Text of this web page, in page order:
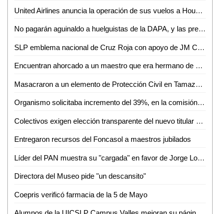
United Airlines anuncia la operación de sus vuelos a Houston con aviones operados con mejor tecnología y de mayores dimensiones
No pagarán aguinaldo a huelguistas de la DAPA, y las prestaciones se entregarán directamente a trabajadores
SLP emblema nacional de Cruz Roja con apoyo de JM Carreras: Suinaga Cárdenas
Encuentran ahorcado a un maestro que era hermano de un funcionario Federal
Masacraron a un elemento de Protección Civil en Tamazunchale
Organismo solicitaba incremento del 39%, en la comisión aprobamos solo el 14%: Angélica Mendoza
Colectivos exigen elección transparente del nuevo titular de Derechos Humanos
Entregaron recursos del Foncasol a maestros jubilados
Líder del PAN muestra su "cargada" en favor de Jorge Lozano
Directora del Museo pide "un descansito"
Coepris verificó farmacia de la 5 de Mayo